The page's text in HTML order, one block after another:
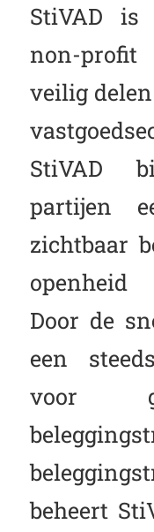
StiVAD is
non-
veilig
StiVAD
partijen
zichtbaar
openheid
Door de
een
voor
beheert